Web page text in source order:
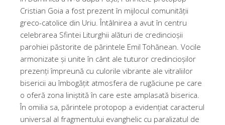
Cristian Goia a fost prezent în mijlocul comunității
greco-catolice din Uriu. Întâlnirea a avut în centru
celebrarea Sfintei Liturghii alături de credincioșii
parohiei păstorite de părintele Emil Tohănean. Vocile
armonizate și unite în cânt ale tuturor credincioșilor
prezenți împreună cu culorile vibrante ale vitraliilor
bisericii au îmbogățit atmosfera de rugăciune pe care
o oferă zona liniștită în care este amplasată biserica.
În omilia sa, părintele protopop a evidențiat caracterul
universal al fragmentului evanghelic cu paralizatul de